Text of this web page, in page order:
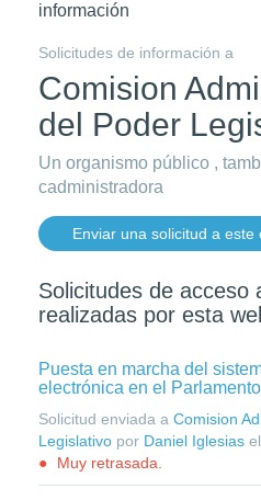
información
Solicitudes de información a
Comision
del Poder
Un organismo público ,
cadministradora
Enviar una solicitud a este
Solicitudes de acceso
realizadas por esta
Puesta en marcha del
electrónica en el Parlamento
Solicitud enviada a Comision
Legislativo por Daniel Iglesias el
Muy retrasada.